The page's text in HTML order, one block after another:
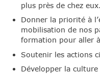
plus près de chez eux.
Donner la priorité à
mobilisation de nos
formation pour aller
Soutenir les actions
Développer la